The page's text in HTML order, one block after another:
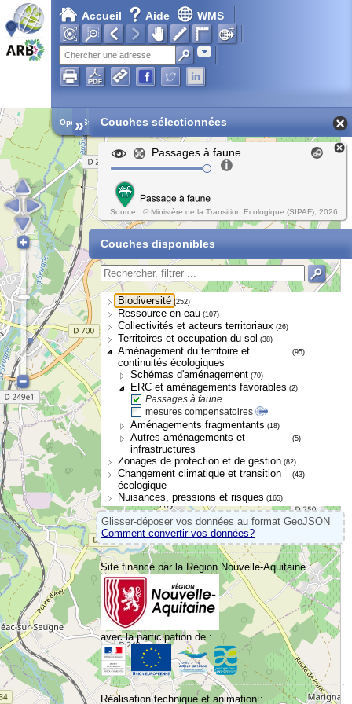
Accueil Aide WMS
Adresse
Chargement en cours...
Open Street Map
» Couches sélectionnées
Passages à faune
Source : © Ministère de la Transition Ecologique (SIPAF), 2026.
Couches disponibles
Biodiversité (252)
Ressource en eau (107)
Collectivités et acteurs territoriaux (26)
Territoires et occupation du sol (38)
Aménagement du territoire et
continuités écologiques
(95)
Schémas d'aménagement (70)
ERC et aménagements favorables (2)
Passages à faune
mesures compensatoires
Aménagements fragmentants (18)
Autres aménagements et
infrastructures
(5)
Zonages de protection et de gestion (82)
Changement climatique et transition
écologique
(43)
Nuisances, pressions et risques (165)
Glisser-déposer vos données au format GeoJSON
Comment convertir vos données?
Site financé par la Région Nouvelle-Aquitaine :
avec la participation de :
Réalisation technique et animation :